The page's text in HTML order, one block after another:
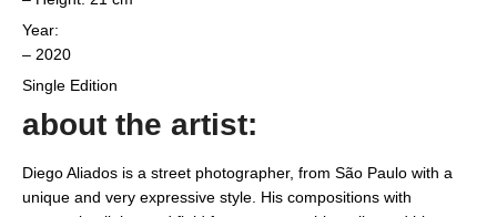
Year:
– 2020
Single Edition
about the artist:
Diego Aliados is a street photographer, from São Paulo with a
unique and very expressive style. His compositions with